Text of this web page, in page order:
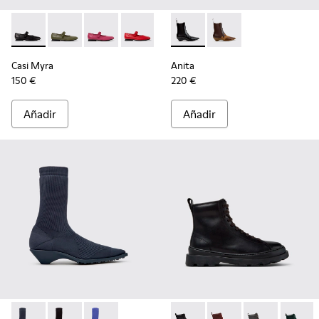
Casi Myra - K201629-001 - Zapatos negros de piel para
Casi Myra - K201629-017
Casi Myra - K201629-016 - Zapatos de piel
Casi Myra - K201629-014
Casi Myra - K201629-010
Casi Myra - K201629-
Casi Myra
150 €
Añadir
Anita - K400840-001 -
Anita - K400840-002
Anita
220 €
Añadir